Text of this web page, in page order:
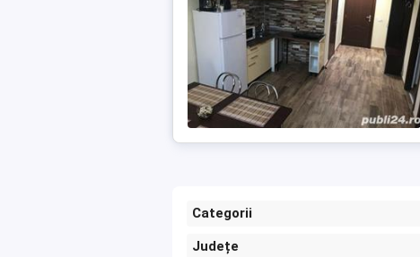
Categorii
Județe